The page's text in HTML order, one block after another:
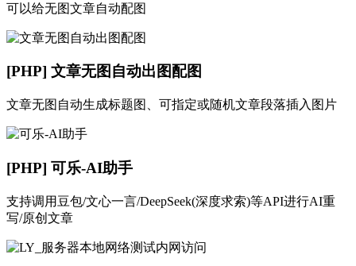
可以给无图文章自动配图
[PHP] 文章无图自动出图配图
文章无图自动生成标题图、可指定或随机文章段落插入图片
[PHP] 可乐-AI助手
支持调用豆包/文心一言/DeepSeek(深度求索)等API进行AI重
写/原创文章